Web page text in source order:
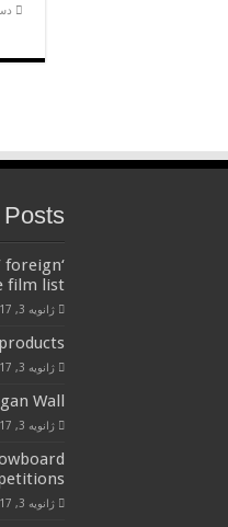
foreign
film list
ژانویه 3, 2017
ژانویه 3, 2017
Wall
ژانویه 3, 2017
ژانویه 3, 2017